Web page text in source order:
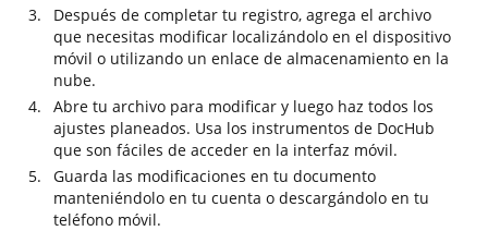
Después de completar tu registro, agrega el archivo
que necesitas modificar localizándolo en el dispositivo
móvil o utilizando un enlace de almacenamiento en la
nube.
Abre tu archivo para modificar y luego haz todos los
ajustes planeados. Usa los instrumentos de DocHub
que son fáciles de acceder en la interfaz móvil.
Guarda las modificaciones en tu documento
manteniéndolo en tu cuenta o descargándolo en tu
teléfono móvil.